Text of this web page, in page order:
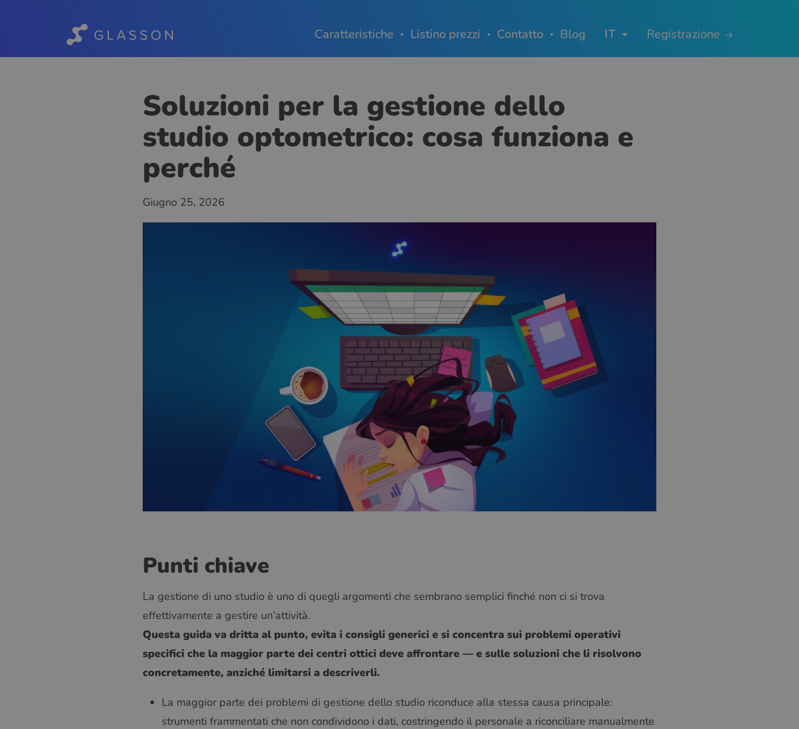
Caratteristiche Listino prezzi Contatto Blog IT Registrazione
Soluzioni per la gestione dello
studio optometrico: cosa funziona e
perché
Giugno 25, 2026
Punti chiave
La gestione di uno studio è uno di quegli argomenti che sembrano semplici finché non ci si trova
effettivamente a gestire un’attività.
Questa guida va dritta al punto, evita i consigli generici e si concentra sui problemi operativi
specifici che la maggior parte dei centri ottici deve affrontare — e sulle soluzioni che li risolvono
concretamente, anziché limitarsi a descriverli.
La maggior parte dei problemi di gestione dello studio riconduce alla stessa causa principale:
strumenti frammentati che non condividono i dati, costringendo il personale a riconciliare manualmente